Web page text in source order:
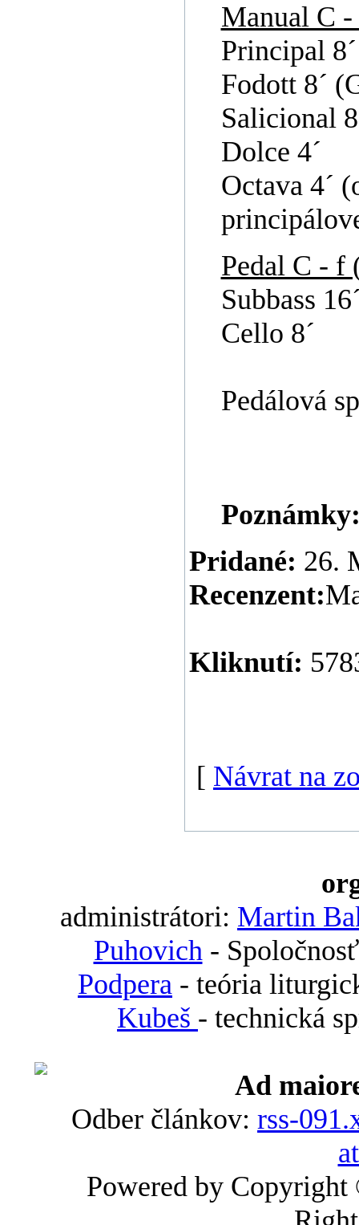
Manual C -
Principal 8´
Fodott 8´
Salicional
Dolce 4´
Octava 4´
Pedal C - f
Subbass
Cello 8´
Pedálová
Pridané: 26.
Recenzent:
Kliknutí:
[ Návrat na
administrátori: Martin
Puhovich-
Podpera - teória
Kubeš - technická
Ad
Odber článkov: rss-
Powered by